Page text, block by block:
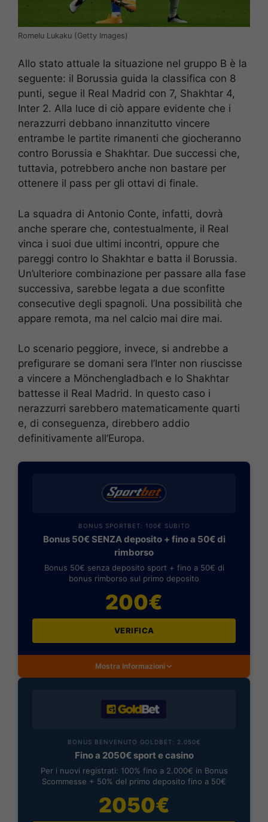
Romelu Lukaku (Getty Images)
Allo stato attuale la situazione nel gruppo B è la
seguente: il Borussia guida la classifica con 8
punti, segue il Real Madrid con 7, Shakhtar 4,
Inter 2. Alla luce di ciò appare evidente che i
nerazzurri debbano innanzitutto vincere
entrambe le partite rimanenti che giocheranno
contro Borussia e Shakhtar. Due successi che,
tuttavia, potrebbero anche non bastare per
ottenere il pass per gli ottavi di finale.
La squadra di Antonio Conte, infatti, dovrà
anche sperare che, contestualmente, il Real
vinca i suoi due ultimi incontri, oppure che
pareggi contro lo Shakhtar e batta il Borussia.
Un’ulteriore combinazione per passare alla fase
successiva, sarebbe legata a due sconfitte
consecutive degli spagnoli. Una possibilità che
appare remota, ma nel calcio mai dire mai.
Lo scenario peggiore, invece, si andrebbe a
prefigurare se domani sera l’Inter non riuscisse
a vincere a Mönchengladbach e lo Shakhtar
battesse il Real Madrid. In questo caso i
nerazzurri sarebbero matematicamente quarti
e, di conseguenza, direbbero addio
definitivamente all’Europa.
BONUS SPORTBET: 100€ SUBITO
Bonus 50€ SENZA deposito + fino a 50€ di
rimborso
Bonus 50€ senza deposito sport + fino a 50€ di
bonus rimborso sul primo deposito
200€
VERIFICA
Mostra Informazioni
BONUS BENVENUTO GOLDBET: 2.050€
Fino a 2050€ sport e casino
Per i nuovi registrati: 100% fino a 2.000€ in Bonus
Scommesse + 50% del primo deposito fino a 50€
2050€